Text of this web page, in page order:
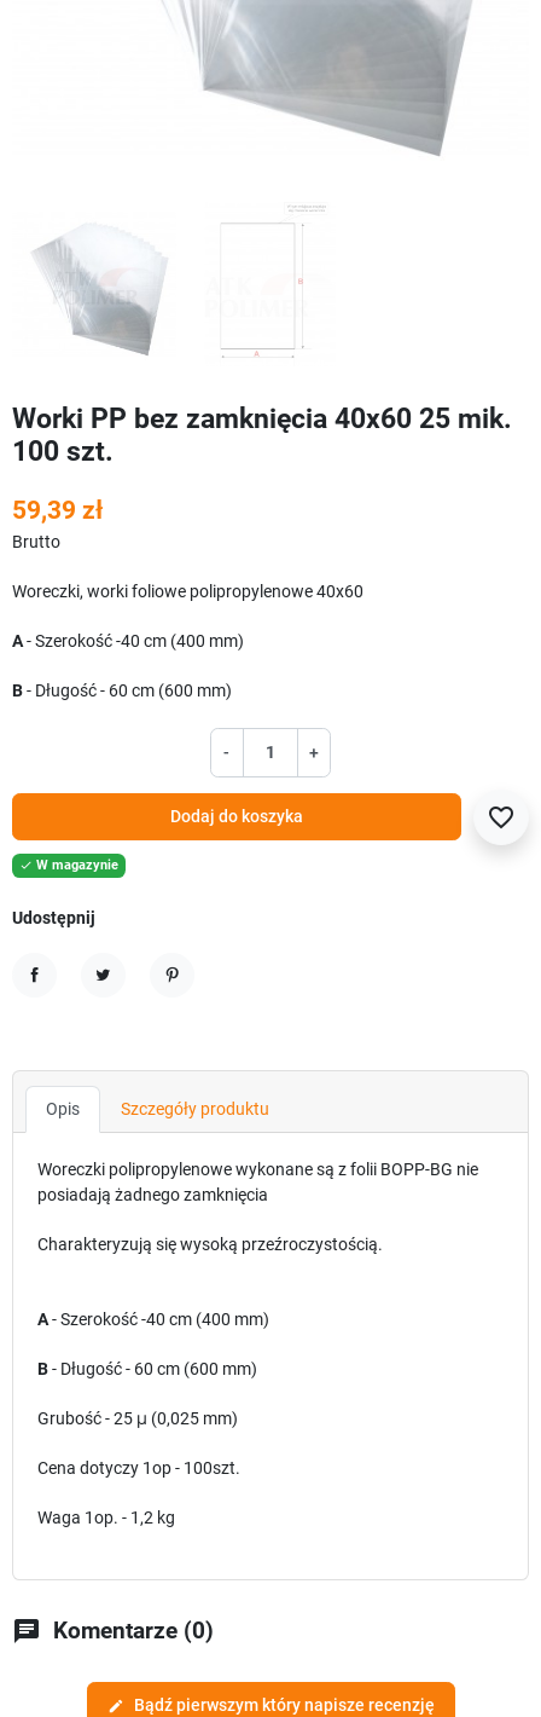
Worki PP bez zamknięcia 40x60 25 mik.
100 szt.
59,39 zł
Brutto
Woreczki, worki foliowe polipropylenowe 40x60
A- Szerokość -40 cm (400 mm)
B- Długość - 60 cm (600 mm)
- +
Dodaj do koszyka favorite_border
 W magazynie
Udostępnij
Opis Szczegóły produktu
Woreczki polipropylenowe wykonane są z folii BOPP-BG nie
posiadają żadnego zamknięcia
Charakteryzują się wysoką przeźroczystością.
A- Szerokość -40 cm (400 mm)
B- Długość - 60 cm (600 mm)
Grubość - 25 μ (0,025 mm)
Cena dotyczy 1op - 100szt.
Waga 1op. - 1,2 kg
chat Komentarze (0)
edit Bądź pierwszym który napisze recenzję